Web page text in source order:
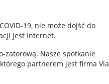
19, nie może dojść do
jest Internet.
zatorową. Nasze spotkanie
partnerem jest firma Via